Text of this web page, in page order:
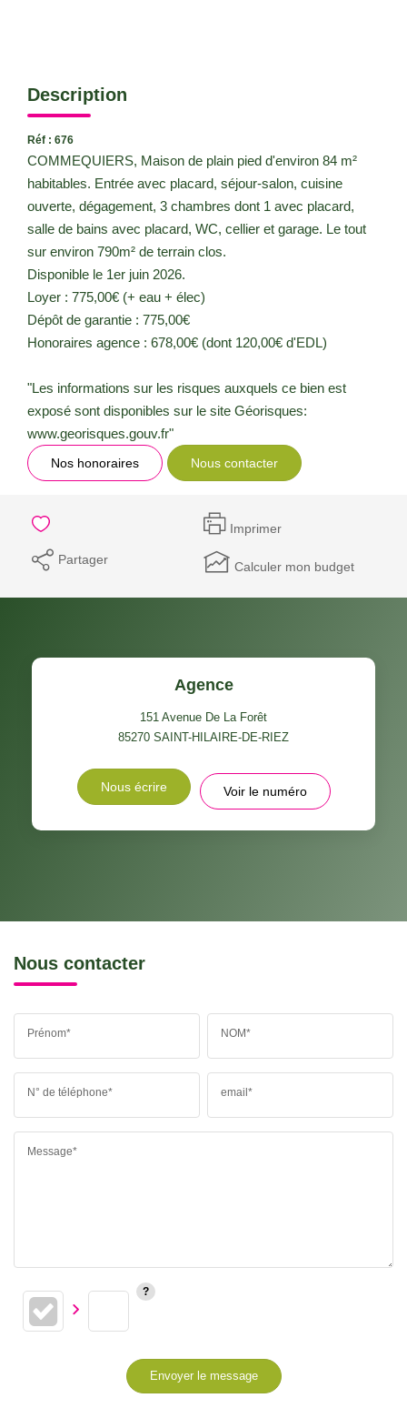
Description
Réf : 676
COMMEQUIERS, Maison de plain pied d'environ 84 m²
habitables. Entrée avec placard, séjour-salon, cuisine
ouverte, dégagement, 3 chambres dont 1 avec placard,
salle de bains avec placard, WC, cellier et garage. Le tout
sur environ 790m² de terrain clos.
Disponible le 1er juin 2026.
Loyer : 775,00€ (+ eau + élec)
Dépôt de garantie : 775,00€
Honoraires agence : 678,00€ (dont 120,00€ d'EDL)
"Les informations sur les risques auxquels ce bien est
exposé sont disponibles sur le site Géorisques:
www.georisques.gouv.fr"
Nos honoraires Nous contacter
Imprimer
Partager Calculer mon budget
Agence
151 Avenue De La Forêt
85270 SAINT-HILAIRE-DE-RIEZ
Nous écrire Voir le numéro
Nous contacter
Prénom* NOM*
N° de téléphone* email*
Message*
Envoyer le message